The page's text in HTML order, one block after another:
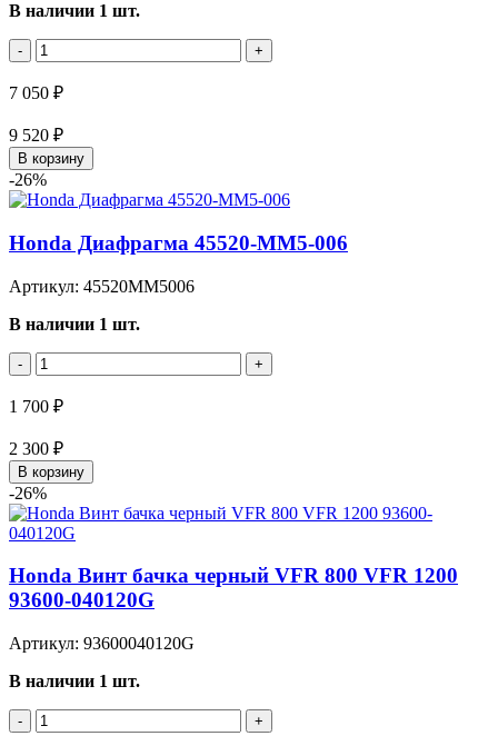
В наличии 1 шт.
- +
7 050 ₽
9 520 ₽
В корзину
-26%
Honda Диафрагма 45520-MM5-006
Артикул: 45520MM5006
В наличии 1 шт.
- +
1 700 ₽
2 300 ₽
В корзину
-26%
Honda Винт бачка черный VFR 800 VFR 1200
93600-040120G
Артикул: 93600040120G
В наличии 1 шт.
- +